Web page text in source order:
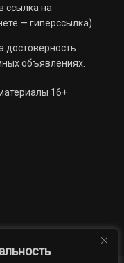
ссылка на
— гиперссылка).
достоверность
объявлениях.
16+